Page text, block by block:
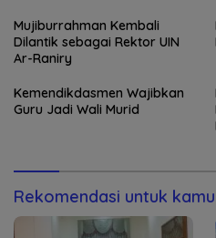
Mujiburrahman Kembali
Dilantik sebagai Rektor UIN
Ar-Raniry
Kemendikdasmen Wajibkan
Guru Jadi Wali Murid
Rekomendasi untuk kamu